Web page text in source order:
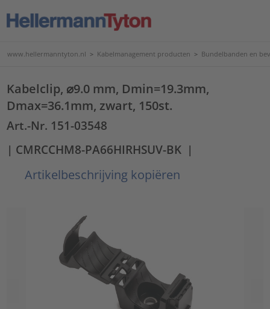
www.hellermanntyton.nl > Kabelmanagement producten > Bundelbanden en
Kabelclip, ⌀9.0 mm, Dmin=19.3mm,
Dmax=36.1mm, zwart, 150st.
Art.-Nr. 151-03548
| CMRCCHM8-PA66HIRHSUV-BK |
Artikelbeschrijving kopiëren